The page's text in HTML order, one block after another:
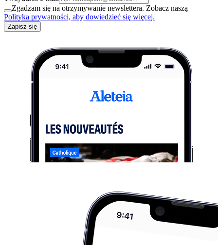
Zgadzam się na otrzymywanie newslettera. Zobacz naszą
Polityka prywatności, aby dowiedzieć się więcej.
Zapisz się